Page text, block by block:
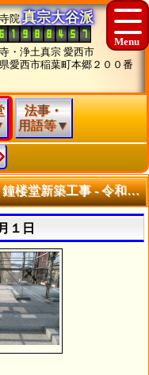
院 真宗大谷派
・浄土真宗 愛西市
愛西市稲葉町本郷２００番
法事・
用語等▼
月 - | 寺院・お寺の建築工事履歴写真
１日